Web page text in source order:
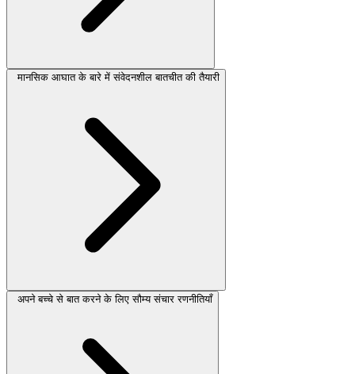
मानसिक आघात के बारे में संवेदनशील बातचीत की तैयारी
अपने बच्चे से बात करने के लिए सौम्य संचार रणनीतियाँ